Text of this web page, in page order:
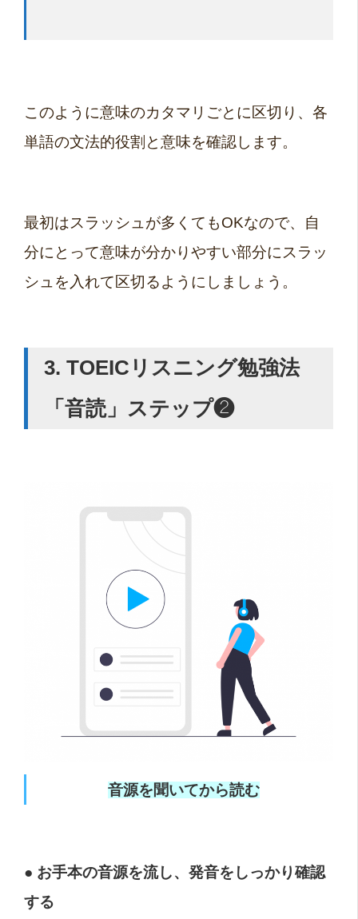
このように意味のカタマリごとに区切り、各
単語の文法的役割と意味を確認します。
最初はスラッシュが多くてもOKなので、自
分にとって意味が分かりやすい部分にスラッ
シュを入れて区切るようにしましょう。
3. TOEIC リスニング勉強法
「音読」ステップ❷
音源を聞いてから読む
● お手本の音源を流し、発音をしっかり確認
する